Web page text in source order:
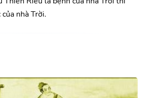
nhà Trời.